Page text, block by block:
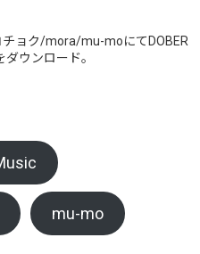
ョク/mora/mu-moにてDOBER
ウンロード。
mu-mo